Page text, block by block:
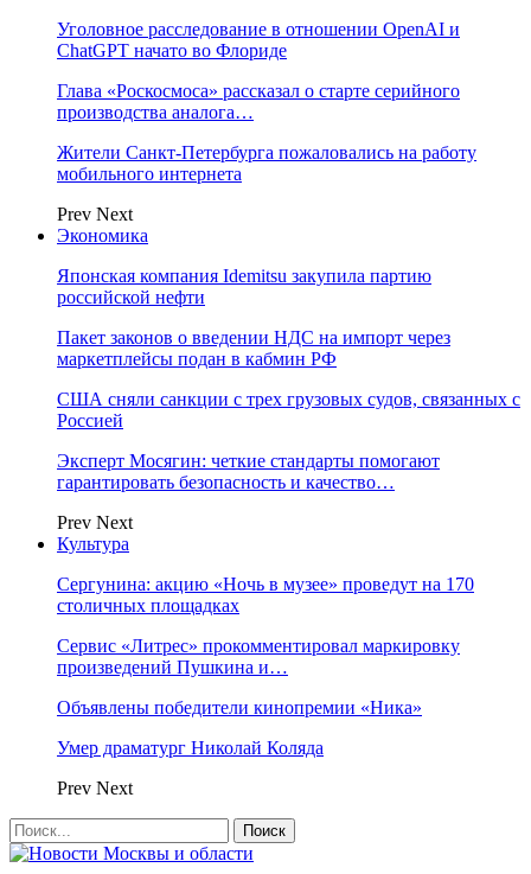
Уголовное расследование в отношении OpenAI и
ChatGPT начато во Флориде
Глава «Роскосмоса» рассказал о старте серийного
производства аналога…
Жители Санкт-Петербурга пожаловались на работу
мобильного интернета
Prev Next
Экономика
Японская компания Idemitsu закупила партию
российской нефти
Пакет законов о введении НДС на импорт через
маркетплейсы подан в кабмин РФ
США сняли санкции с трех грузовых судов, связанных с
Россией
Эксперт Мосягин: четкие стандарты помогают
гарантировать безопасность и качество…
Prev Next
Культура
Сергунина: акцию «Ночь в музее» проведут на 170
столичных площадках
Сервис «Литрес» прокомментировал маркировку
произведений Пушкина и…
Объявлены победители кинопремии «Ника»
Умер драматург Николай Коляда
Prev Next